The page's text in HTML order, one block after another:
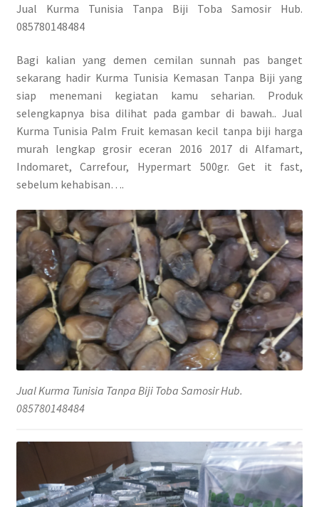
Jual Kurma Tunisia Tanpa Biji Toba Samosir Hub.
085780148484
Bagi kalian yang demen cemilan sunnah pas banget
sekarang hadir Kurma Tunisia Kemasan Tanpa Biji yang
siap menemani kegiatan kamu seharian. Produk
selengkapnya bisa dilihat pada gambar di bawah.. Jual
Kurma Tunisia Palm Fruit kemasan kecil tanpa biji harga
murah lengkap grosir eceran 2016 2017 di Alfamart,
Indomaret, Carrefour, Hypermart 500gr. Get it fast,
sebelum kehabisan….
Jual Kurma Tunisia Tanpa Biji Toba Samosir Hub.
085780148484